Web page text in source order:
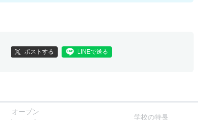
ポストする LINEで送る
オープン
学校の特長